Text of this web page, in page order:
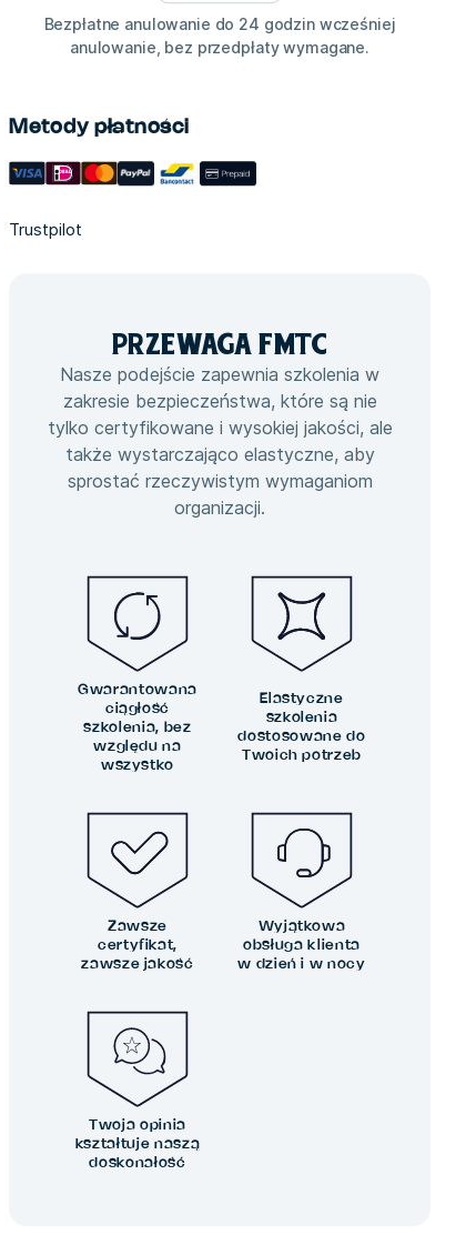
Bezpłatne anulowanie do 24 godzin wcześniej
anulowanie, bez przedpłaty wymagane.
Metody płatności
Trustpilot
PRZEWAGA FMTC
Nasze podejście zapewnia szkolenia w
zakresie bezpieczeństwa, które są nie
tylko certyfikowane i wysokiej jakości, ale
także wystarczająco elastyczne, aby
sprostać rzeczywistym wymaganiom
organizacji.
Gwarantowana
ciągłość
szkolenia, bez
względu na
wszystko
Elastyczne
szkolenia
dostosowane do
Twoich potrzeb
Zawsze
certyfikat,
zawsze jakość
Wyjątkowa
obsługa klienta
w dzień i w nocy
Twoja opinia
kształtuje naszą
doskonałość